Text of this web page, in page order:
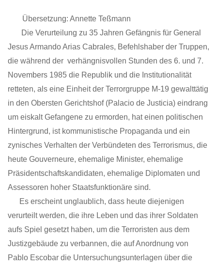
Übersetzung: Annette Teßmann
Die Verurteilung zu 35 Jahren Gefängnis für General
Jesus Armando Arias Cabrales, Befehlshaber der Truppen,
die während der verhängnisvollen Stunden des 6. und 7.
Novembers 1985 die Republik und die Institutionalität
retteten, als eine Einheit der Terrorgruppe M-19 gewalttätig
in den Obersten Gerichtshof (Palacio de Justicia) eindrang
um eiskalt Gefangene zu ermorden, hat einen politischen
Hintergrund, ist kommunistische Propaganda und ein
zynisches Verhalten der Verbündeten des Terrorismus, die
heute Gouverneure, ehemalige Minister, ehemalige
Präsidentschaftskandidaten, ehemalige Diplomaten und
Assessoren hoher Staatsfunktionäre sind.
Es erscheint unglaublich, dass heute diejenigen
verurteilt werden, die ihre Leben und das ihrer Soldaten
aufs Spiel gesetzt haben, um die Terroristen aus dem
Justizgebäude zu verbannen, die auf Anordnung von
Pablo Escobar die Untersuchungsunterlagen über die